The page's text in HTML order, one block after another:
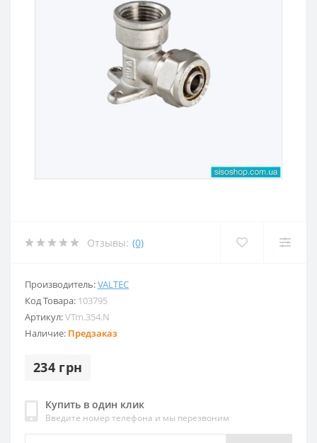
Отзывы: (0)
Производитель:VALTEC
Код Товара: 103795
Артикул:VTm.354.N
Наличие: Предзаказ
234 грн
Купить в один клик
Введите номер телефона и мы перезвоним